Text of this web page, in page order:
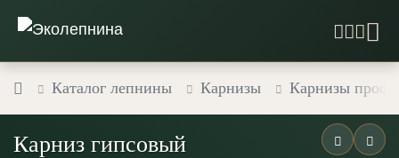
Каталог лепнины Карнизы Карнизы
Карниз гипсовый